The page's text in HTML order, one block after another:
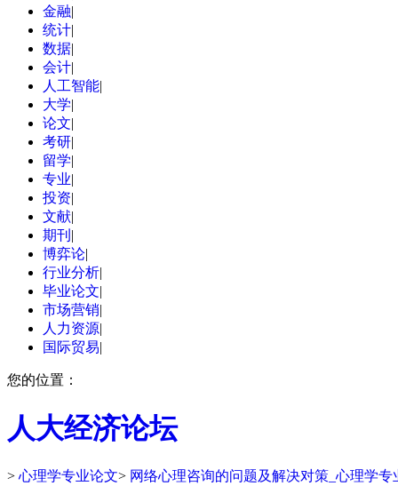
金融|
统计|
数据|
会计|
人工智能|
大学|
论文|
考研|
留学|
专业|
投资|
文献|
期刊 |
博弈论|
行业分析|
毕业论文|
市场营销|
人力资源|
国际贸易|
您的位置：
人大经济论坛
> 心理学专业论文> 网络心理咨询的问题及解决对策_心理学专